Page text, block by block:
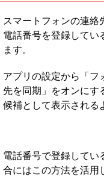
スマートフォンの連絡
電話番号を登録してい
ます。
アプリの設定から「
先を同期」をオンにす
候補として表示される
電話番号で登録してい
合にはこの方法を活用